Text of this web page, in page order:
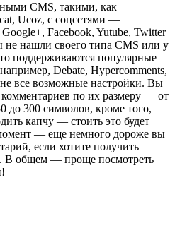
CMS, такими, как
Ucoz, с соцсетями —
Facebook, Yutube, Twitter
не нашли своего типа CMS или у
поддерживаются популярные
Debate, Hypercomments,
все возможные настройки. Вы
комментариев по их размеру — от
до 300 символов, кроме того,
капчу — стоить это будет
— еще немного дороже вы
если хотите получить
В общем — проще посмотреть